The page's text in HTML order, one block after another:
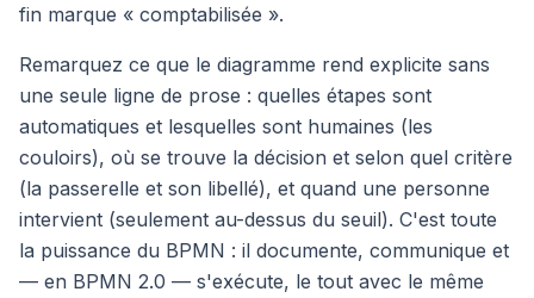
fin marque « comptabilisée ».
Remarquez ce que le diagramme rend explicite sans
une seule ligne de prose : quelles étapes sont
automatiques et lesquelles sont humaines (les
couloirs), où se trouve la décision et selon quel critère
(la passerelle et son libellé), et quand une personne
intervient (seulement au-dessus du seuil). C'est toute
la puissance du BPMN : il documente, communique et
— en BPMN 2.0 — s'exécute, le tout avec le même